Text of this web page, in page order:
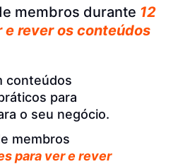
membros durante 12
e rever os conteúdos
conteúdos
para
o seu negócio.
membros
para ver e rever